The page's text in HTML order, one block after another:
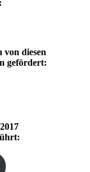
diesen
gefördert: